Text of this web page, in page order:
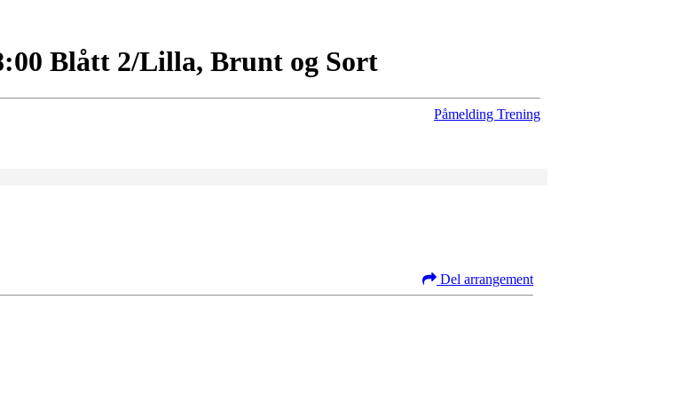
Blått 2/Lilla, Brunt og Sort
Påmelding Trening
Del arrangement